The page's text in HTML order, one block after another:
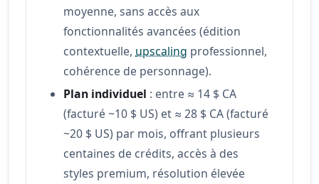
moyenne, sans accès aux
fonctionnalités avancées (édition
contextuelle, upscaling professionnel,
cohérence de personnage).
Plan individuel : entre ≈ 14 $ CA
(facturé ~10 $ US) et ≈ 28 $ CA (facturé
~20 $ US) par mois, offrant plusieurs
centaines de crédits, accès à des
styles premium, résolution élevée